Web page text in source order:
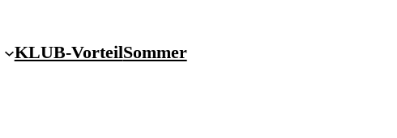
KLUB-VorteilSommer